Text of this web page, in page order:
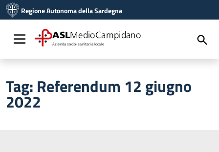
Vai al menu di navigazione
Vai al footer
Regione Autonoma della Sardegna
Toggle navigation
ASLMedioCampidano
Azienda socio-sanitaria locale
Tag: Referendum 12 giugno
2022